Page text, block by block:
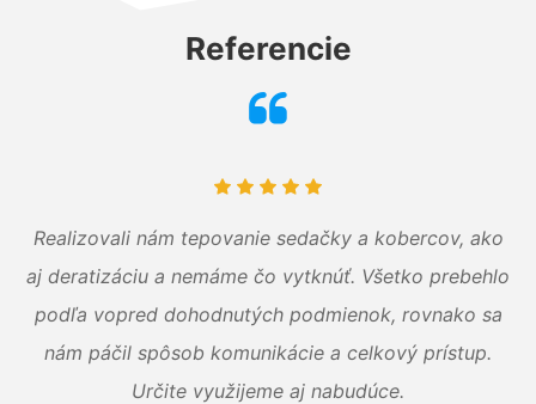
Referencie
Realizovali nám tepovanie sedačky a kobercov, ako
aj deratizáciu a nemáme čo vytknúť. Všetko prebehlo
podľa vopred dohodnutých podmienok, rovnako sa
nám páčil spôsob komunikácie a celkový prístup.
Určite využijeme aj nabudúce.